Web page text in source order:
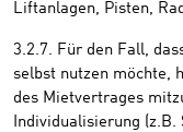
Liftanlagen, Pisten,
3.2.7. Für den Fall,
selbst nutzen möchte,
des Mietvertrages
Individualisierung